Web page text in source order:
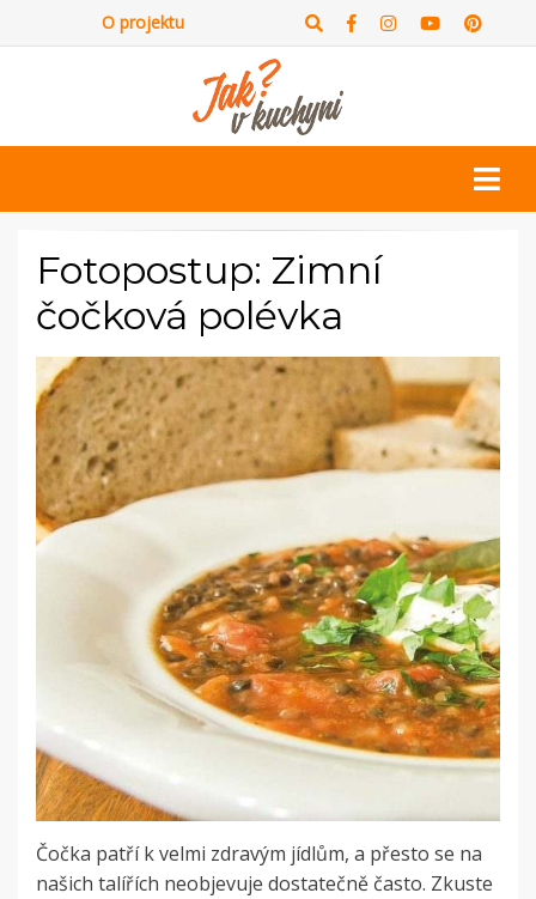
O projektu
Fotopostup: Zimní
čočková polévka
Čočka patří k velmi zdravým jídlům, a přesto se na
našich talířích neobjevuje dostatečně často. Zkuste